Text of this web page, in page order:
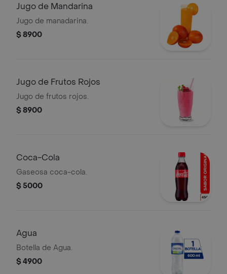
Jugo de Mandarina
Jugo de manadarina.
$ 8900
Jugo de Frutos Rojos
Jugo de frutos rojos.
$ 8900
Coca-Cola
Gaseosa coca-cola.
$ 5000
Agua
Botella de Agua.
$ 4900